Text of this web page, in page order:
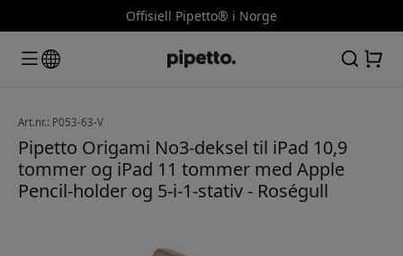
Offisiell Pipetto® i Norge
Art.nr.: P053-63-V
Pipetto Origami No3-deksel til iPad 10,9
tommer og iPad 11 tommer med Apple
Pencil-holder og 5-i-1-stativ - Roségull